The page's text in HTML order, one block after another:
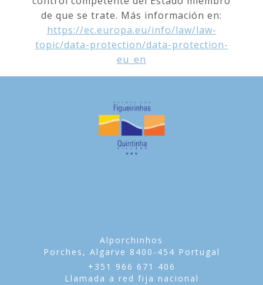
de que se trate. Más información en:
https://ec.europa.eu/info/law/law-
topic/data-protection/data-protection-
eu_en
Alporchinhos
Porches, Algarve 8400-454 Portugal
+351 966 671 406
Llamada a red fija nacional